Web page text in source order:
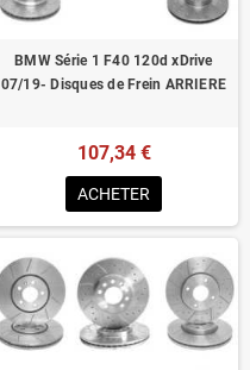
BMW Série 1 F40 120d xDrive
07/19- Disques de Frein ARRIERE
107,34 €
ACHETER